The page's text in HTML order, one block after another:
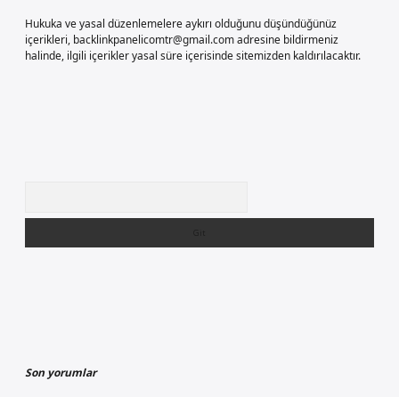
Hukuka ve yasal düzenlemelere aykırı olduğunu düşündüğünüz
içerikleri, backlinkpanelicomtr@gmail.comadresine bildirmeniz
halinde, ilgili içerikler yasal süre içerisinde sitemizden kaldırılacaktır.
Son yorumlar